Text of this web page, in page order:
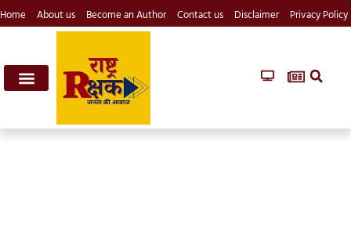
Home About us Become an Author Contact us Disclaimer Privacy Policy